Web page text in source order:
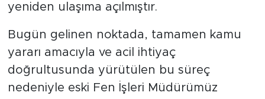
yeniden ulaşıma açılmıştır.
Bugün gelinen noktada, tamamen kamu
yararı amacıyla ve acil ihtiyaç
doğrultusunda yürütülen bu süreç
nedeniyle eski Fen İşleri Müdürümüz